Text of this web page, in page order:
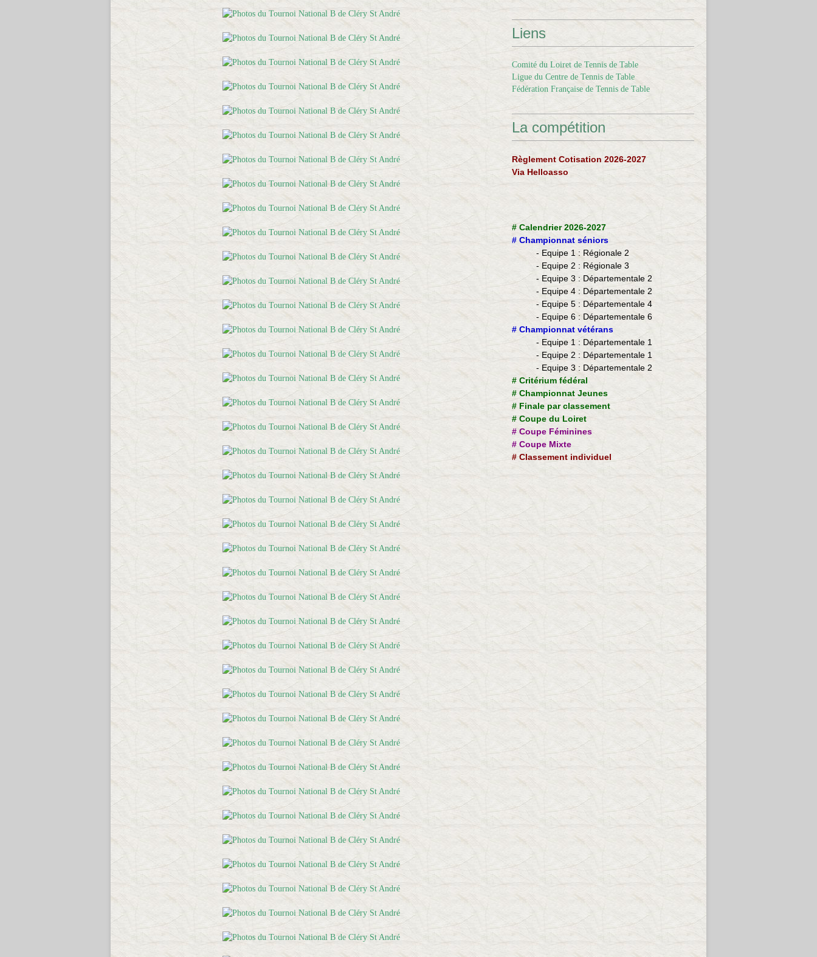
Liens
Comité du Loiret de Tennis de Table
Ligue du Centre de Tennis de Table
Fédération Française de Tennis de Table
La compétition
Règlement Cotisation 2026-2027
Via Helloasso
# Calendrier 2026-2027
# Championnat séniors
- Equipe 1 : Régionale 2
- Equipe 2 : Régionale 3
- Equipe 3 : Départementale 2
- Equipe 4 : Départementale 2
- Equipe 5 : Départementale 4
- Equipe 6 : Départementale 6
​# Championnat vétérans
- ​Equipe 1 : Départementale 1
- Equipe 2 : Départementale 1
- Equipe 3 : Départementale 2
# Critérium fédéral
# Championnat Jeunes
# Finale par classement
# Coupe du Loiret
# Coupe Féminines
# Coupe Mixte
#Classement individuel